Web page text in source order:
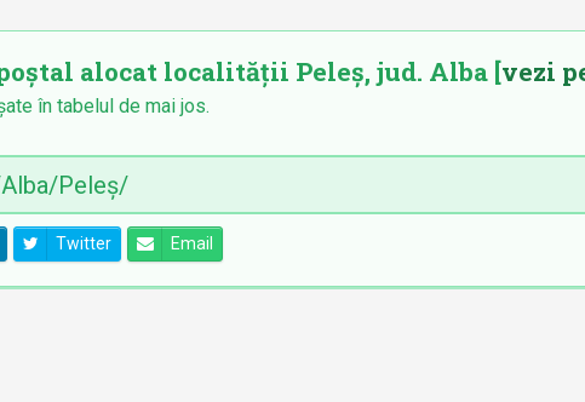
alocat localității Peleș, jud. Alba [vezi
în tabelul de mai jos.
Twitter Email